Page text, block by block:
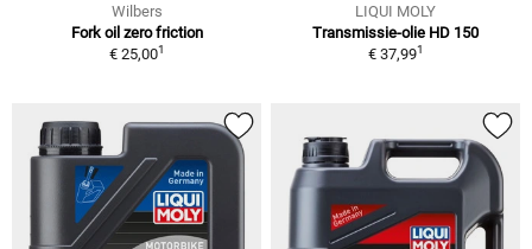
Wilbers
Fork oil zero friction
€ 25,001
LIQUI MOLY
Transmissie-olie HD 150
€ 37,991